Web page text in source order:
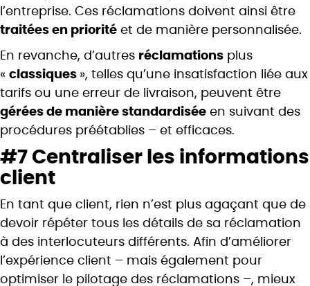
l’entreprise. Ces réclamations doivent ainsi être
traitées en priorité et de manière personnalisée.
En revanche, d’autres réclamations plus
« classiques », telles qu’une insatisfaction liée aux
tarifs ou une erreur de livraison, peuvent être
gérées de manière standardisée en suivant des
procédures préétablies – et efficaces.
#7 Centraliser les informations
client
En tant que client, rien n’est plus agaçant que de
devoir répéter tous les détails de sa réclamation
à des interlocuteurs différents. Afin d’améliorer
l’expérience client – mais également pour
optimiser le pilotage des réclamations –, mieux